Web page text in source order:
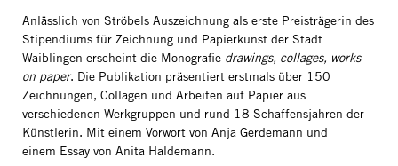
Anlässlich von Ströbels Auszeichnung als erste Preisträgerin des
Stipendiums für Zeichnung und Papierkunst der Stadt
Waiblingen erscheint die Monografie drawings, collages, works
on paper. Die Publikation präsentiert erstmals über 150
Zeichnungen, Collagen und Arbeiten auf Papier aus
verschiedenen Werkgruppen und rund 18 Schaffensjahren der
Künstlerin. Mit einem Vorwort von Anja Gerdemann und
einem Essay von Anita Haldemann.